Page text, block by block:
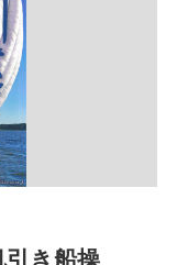
引き船操